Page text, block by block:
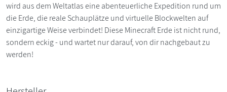
wird aus dem Weltatlas eine abenteuerliche Expedition rund um
die Erde, die reale Schauplätze und virtuelle Blockwelten auf
einzigartige Weise verbindet! Diese Minecraft Erde ist nicht rund,
sondern eckig - und wartet nur darauf, von dir nachgebaut zu
werden!